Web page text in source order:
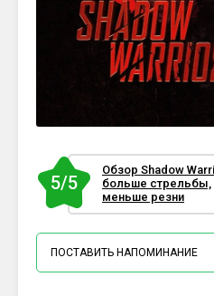
5/5
Обзор Shadow
больше стрельбы,
меньше резни
ПОСТАВИТЬ НАПОМИНАНИЕ